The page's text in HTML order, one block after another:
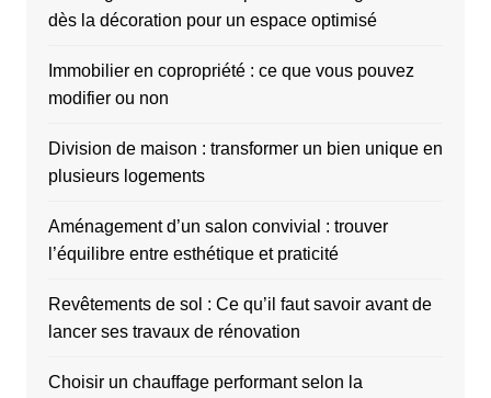
dès la décoration pour un espace optimisé
Immobilier en copropriété : ce que vous pouvez
modifier ou non
Division de maison : transformer un bien unique en
plusieurs logements
Aménagement d’un salon convivial : trouver
l’équilibre entre esthétique et praticité
Revêtements de sol : Ce qu’il faut savoir avant de
lancer ses travaux de rénovation
Choisir un chauffage performant selon la